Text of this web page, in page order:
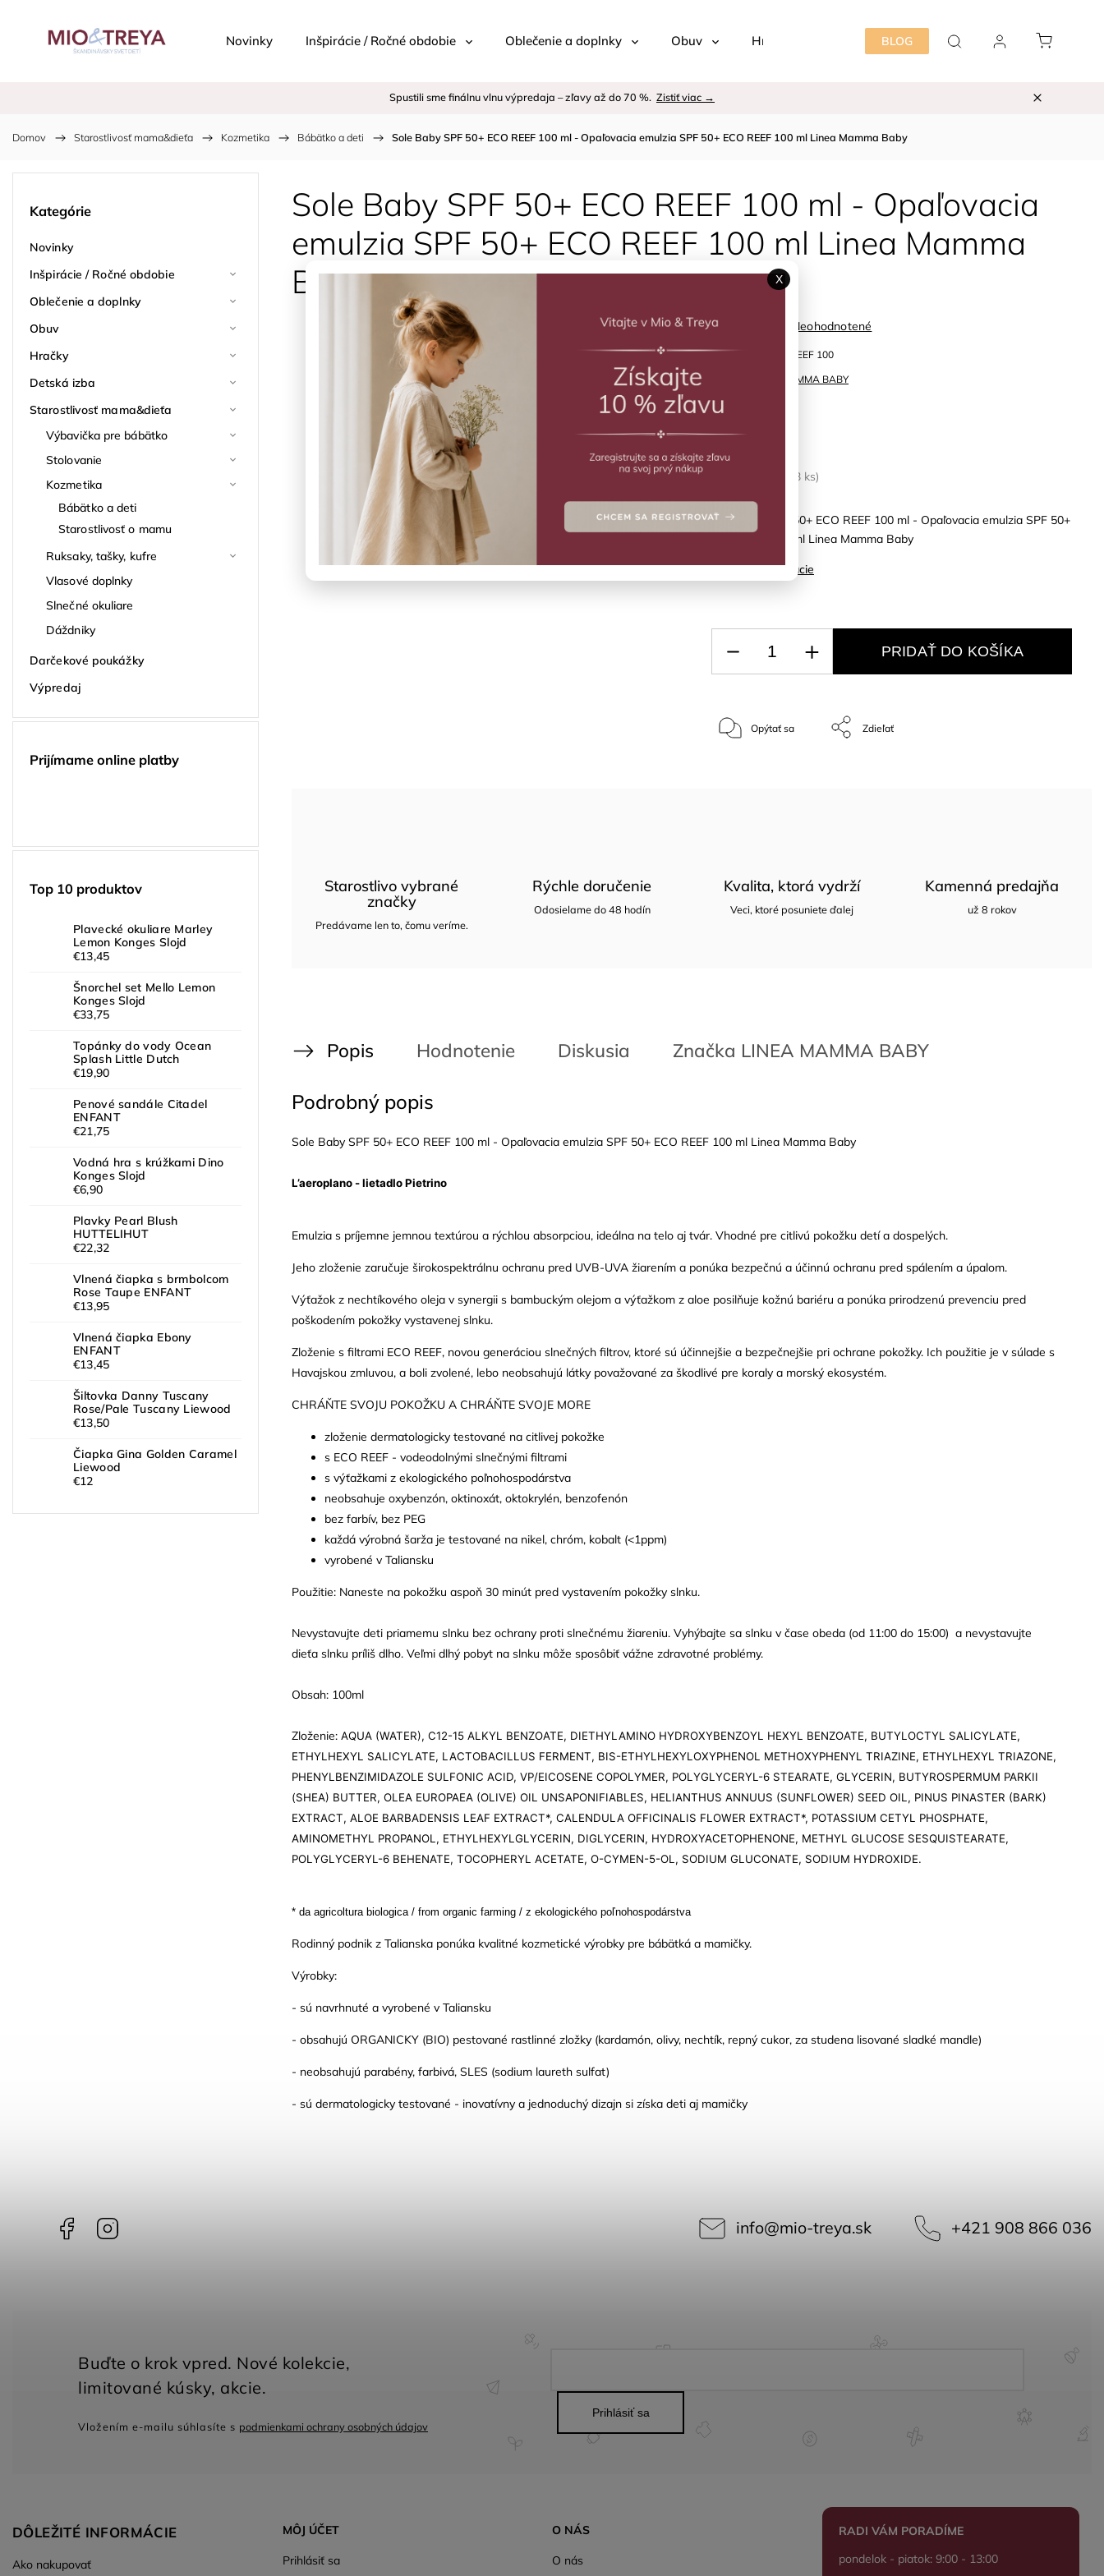
BLOG
Novinky Inšpirácie / Ročné obdobie Oblečenie a doplnky Obuv Hračky Detská izba Starostlivosť
Spustili sme finálnu vlnu výpredaja – zľavy až do 70 %. Zistiť viac →
Domov / Starostlivosť mama&dieťa / Kozmetika / Bábätko a deti / Sole Baby SPF 50+ ECO REEF 100 ml - Opaľovacia emulzia SPF 50+ ECO REEF 100 ml Linea Mamma Baby
Kategórie
Novinky
Inšpirácie / Ročné obdobie
Oblečenie a doplnky
Obuv
Hračky
Detská izba
Starostlivosť mama&dieťa
Výbavička pre bábätko
Stolovanie
Kozmetika
Bábätko a deti
Starostlivosť o mamu
Ruksaky, tašky, kufre
Vlasové doplnky
Slnečné okuliare
Dáždniky
Darčekové poukážky
Výpredaj
Prijímame online platby
Top 10 produktov
Plavecké okuliare Marley
Lemon Konges Slojd
€13,45
Šnorchel set Mello Lemon
Konges Slojd
€33,75
Topánky do vody Ocean
Splash Little Dutch
€19,90
Penové sandále Citadel
ENFANT
€21,75
Vodná hra s krúžkami Dino
Konges Slojd
€6,90
Plavky Pearl Blush
HUTTELIHUT
€22,32
Vlnená čiapka s brmbolcom
Rose Taupe ENFANT
€13,95
Vlnená čiapka Ebony
ENFANT
€13,45
Šiltovka Danny Tuscany
Rose/Pale Tuscany Liewood
€13,50
Čiapka Gina Golden Caramel
Liewood
€12
Sole Baby SPF 50+ ECO REEF 100 ml - Opaľovacia
emulzia SPF 50+ ECO REEF 100 ml Linea Mamma
Baby
LINEA MAMMA BABY
Neohodnotené
€17
Kód: SPF50-ECO REEF 100
Sole Baby SPF 50+ ECO REEF 100 ml - Opaľovacia emulzia SPF 50+
ECO REEF 100 ml Linea Mamma Baby
Detailné informácie
(>3 ks)
PRIDAŤ DO KOŠÍKA
Opýtať sa Zdieľať
Starostlivo vybrané
značky
Predávame len to, čomu veríme.
Rýchle doručenie
Odosielame do 48 hodín
Kvalita, ktorá vydrží
Veci, ktoré posuniete ďalej
Kamenná predajňa
už 8 rokov
Popis Hodnotenie Diskusia Značka LINEA MAMMA BABY
Podrobný popis
Sole Baby SPF 50+ ECO REEF 100 ml - Opaľovacia emulzia SPF 50+ ECO REEF 100 ml Linea Mamma Baby
L’aeroplano - lietadlo Pietrino
Emulzia s príjemne jemnou textúrou a rýchlou absorpciou, ideálna na telo aj tvár. Vhodné pre citlivú pokožku detí a dospelých.
Jeho zloženie zaručuje širokospektrálnu ochranu pred UVB-UVA žiarením a ponúka bezpečnú a účinnú ochranu pred spálením a úpalom.
Výťažok z nechtíkového oleja v synergii s bambuckým olejom a výťažkom z aloe posilňuje kožnú bariéru a ponúka prirodzenú prevenciu pred
poškodením pokožky vystavenej slnku.
Zloženie s filtrami ECO REEF, novou generáciou slnečných filtrov, ktoré sú účinnejšie a bezpečnejšie pri ochrane pokožky. Ich použitie je v súlade s
Havajskou zmluvou, a boli zvolené, lebo neobsahujú látky považované za škodlivé pre koraly a morský ekosystém.
CHRÁŇTE SVOJU POKOŽKU A CHRÁŇTE SVOJE MORE
zloženie dermatologicky testované na citlivej pokožke
s ECO REEF - vodeodolnými slnečnými filtrami
s výťažkami z ekologického poľnohospodárstva
neobsahuje oxybenzón, oktinoxát, oktokrylén, benzofenón
bez farbív, bez PEG
každá výrobná šarža je testované na nikel, chróm, kobalt (<1ppm)
vyrobené v Taliansku
Použitie: Naneste na pokožku aspoň 30 minút pred vystavením pokožky slnku.
Nevystavujte deti priamemu slnku bez ochrany proti slnečnému žiareniu. Vyhýbajte sa slnku v čase obeda (od 11:00 do 15:00) a nevystavujte
dieťa slnku príliš dlho. Veľmi dlhý pobyt na slnku môže sposôbiť vážne zdravotné problémy.
Obsah: 100ml
Zloženie: AQUA (WATER), C12-15 ALKYL BENZOATE, DIETHYLAMINO HYDROXYBENZOYL HEXYL BENZOATE, BUTYLOCTYL SALICYLATE,
ETHYLHEXYL SALICYLATE, LACTOBACILLUS FERMENT, BIS-ETHYLHEXYLOXYPHENOL METHOXYPHENYL TRIAZINE, ETHYLHEXYL TRIAZONE,
PHENYLBENZIMIDAZOLE SULFONIC ACID, VP/EICOSENE COPOLYMER, POLYGLYCERYL-6 STEARATE, GLYCERIN, BUTYROSPERMUM PARKII
(SHEA) BUTTER, OLEA EUROPAEA (OLIVE) OIL UNSAPONIFIABLES, HELIANTHUS ANNUUS (SUNFLOWER) SEED OIL, PINUS PINASTER (BARK)
EXTRACT, ALOE BARBADENSIS LEAF EXTRACT*, CALENDULA OFFICINALIS FLOWER EXTRACT*, POTASSIUM CETYL PHOSPHATE,
AMINOMETHYL PROPANOL, ETHYLHEXYLGLYCERIN, DIGLYCERIN, HYDROXYACETOPHENONE, METHYL GLUCOSE SESQUISTEARATE,
POLYGLYCERYL-6 BEHENATE, TOCOPHERYL ACETATE, O-CYMEN-5-OL, SODIUM GLUCONATE, SODIUM HYDROXIDE.
* da agricoltura biologica / from organic farming / z ekologického poľnohospodárstva
Rodinný podnik z Talianska ponúka kvalitné kozmetické výrobky pre bábätká a mamičky.
Výrobky:
- sú navrhnuté a vyrobené v Taliansku
- obsahujú ORGANICKY (BIO) pestované rastlinné zložky (kardamón, olivy, nechtík, repný cukor, za studena lisované sladké mandle)
- neobsahujú parabény, farbivá, SLES (sodium laureth sulfat)
- sú dermatologicky testované - inovatívny a jednoduchý dizajn si získa deti aj mamičky
Facebook info@mio-treya.sk +421 908 866 036
DÔLEŽITÉ INFORMÁCIE
Ako nakupovať
MÔJ ÚČET
Prihlásiť sa
Vložením e-mailu súhlasíte s podmienkami ochrany osobných údajov
Prihlásiť sa
O NÁS
O nás
RADI VÁM PORADÍME
pondelok - piatok: 9:00 - 13:00
X